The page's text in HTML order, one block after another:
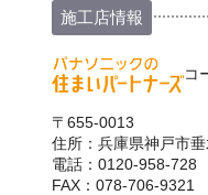
施工店情報
コ
〒655-0013
住所：兵庫県神戸市
電話：0120-958-728
FAX：078-706-9321